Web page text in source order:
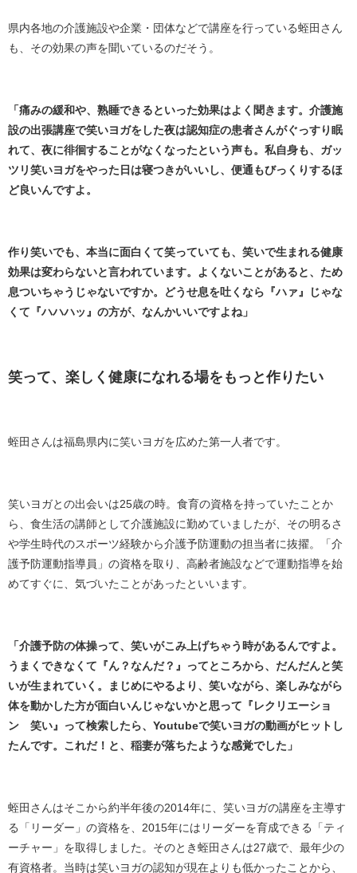
県内各地の介護施設や企業・団体などで講座を行っている蛭田さん
も、その効果の声を聞いているのだそう。
「痛みの緩和や、熟睡できるといった効果はよく聞きます。介護施
設の出張講座で笑いヨガをした夜は認知症の患者さんがぐっすり眠
れて、夜に徘徊することがなくなったという声も。私自身も、ガッ
ツリ笑いヨガをやった日は寝つきがいいし、便通もびっくりするほ
ど良いんですよ。
作り笑いでも、本当に面白くて笑っていても、笑いで生まれる健康
効果は変わらないと言われています。よくないことがあると、ため
息ついちゃうじゃないですか。どうせ息を吐くなら『ハァ』じゃな
くて『ハハハッ』の方が、なんかいいですよね」
笑って、楽しく健康になれる場をもっと作りたい
蛭田さんは福島県内に笑いヨガを広めた第一人者です。
笑いヨガとの出会いは25歳の時。食育の資格を持っていたことか
ら、食生活の講師として介護施設に勤めていましたが、その明るさ
や学生時代のスポーツ経験から介護予防運動の担当者に抜擢。「介
護予防運動指導員」の資格を取り、高齢者施設などで運動指導を始
めてすぐに、気づいたことがあったといいます。
「介護予防の体操って、笑いがこみ上げちゃう時があるんですよ。
うまくできなくて『ん？なんだ？』ってところから、だんだんと笑
いが生まれていく。まじめにやるより、笑いながら、楽しみながら
体を動かした方が面白いんじゃないかと思って『レクリエーショ
ン 笑い』って検索したら、Youtubeで笑いヨガの動画がヒットし
たんです。これだ！と、稲妻が落ちたような感覚でした」
蛭田さんはそこから約半年後の2014年に、笑いヨガの講座を主導す
る「リーダー」の資格を、2015年にはリーダーを育成できる「ティ
ーチャー」を取得しました。そのとき蛭田さんは27歳で、最年少の
有資格者。当時は笑いヨガの認知が現在よりも低かったことから、